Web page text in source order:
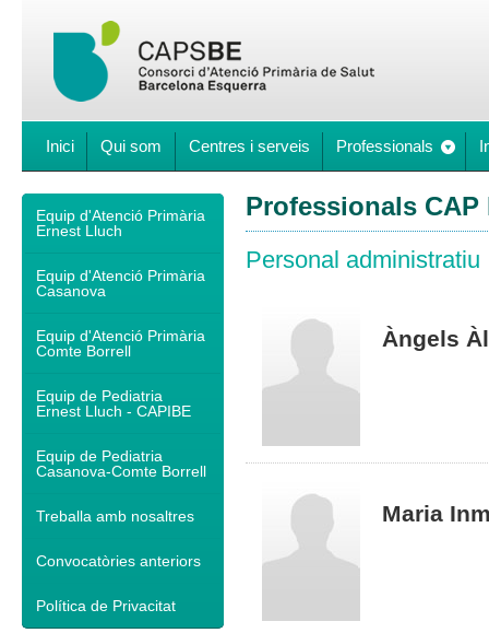
Inici Qui som Centres i serveis Professionals
Equip d'Atenció Primària
Ernest Lluch
Equip d'Atenció Primària
Casanova
Equip d'Atenció Primària
Comte Borrell
Equip de Pediatria
Ernest Lluch - CAPIBE
Equip de Pediatria
Casanova-Comte Borrell
Treballa amb nosaltres
Convocatòries anteriors
Política de Privacitat
Professionals
Personal administratiu
Àngels
Maria